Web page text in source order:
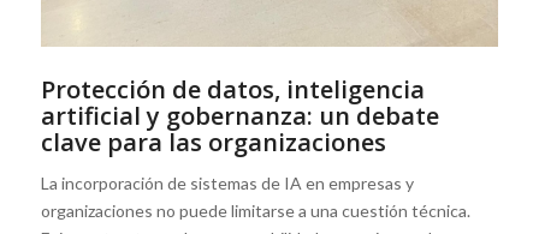
Protección de datos, inteligencia
artificial y gobernanza: un debate
clave para las organizaciones
La incorporación de sistemas de IA en empresas y
organizaciones no puede limitarse a una cuestión técnica.